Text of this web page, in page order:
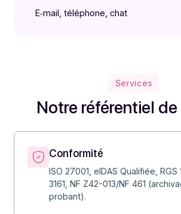
24/7/365 jours par
24/7